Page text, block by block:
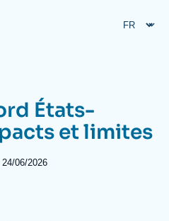
États-
et limites
24/06/2026